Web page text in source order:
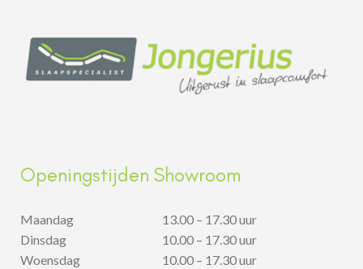
Openingstijden Showroom
Maandag
Dinsdag
Woensdag
13.00 – 17.30 uur
10.00 – 17.30 uur
10.00 – 17.30 uur